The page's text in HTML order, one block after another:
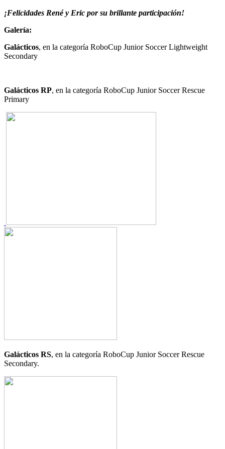
¡Felicidades René y Eric por su brillante participación!
Galería:
Galácticos, en la categoría RoboCup Junior Soccer Lightweight
Secondary
Galácticos RP, en la categoría RoboCup Junior Soccer Rescue
Primary
Galácticos RS, en la categoría RoboCup Junior Soccer Rescue
Secondary.